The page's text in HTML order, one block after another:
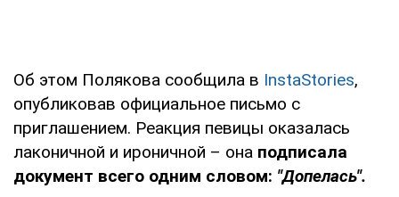
Об этом Полякова сообщила в InstaStories,
опубликовав официальное письмо с
приглашением. Реакция певицы оказалась
лаконичной и ироничной – она подписала
документ всего одним словом: "Допелась".